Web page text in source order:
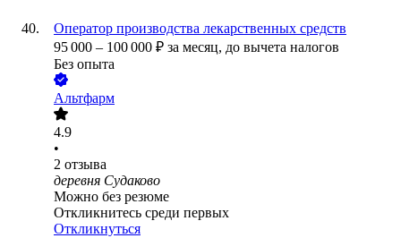
Оператор производства лекарственных средств
95 000 – 100 000 ₽ за месяц, до вычета налогов
Без опыта
Альтфарм
4.9
•
2 отзыва
деревня Судаково
Можно без резюме
Откликнитесь среди первых
Откликнуться